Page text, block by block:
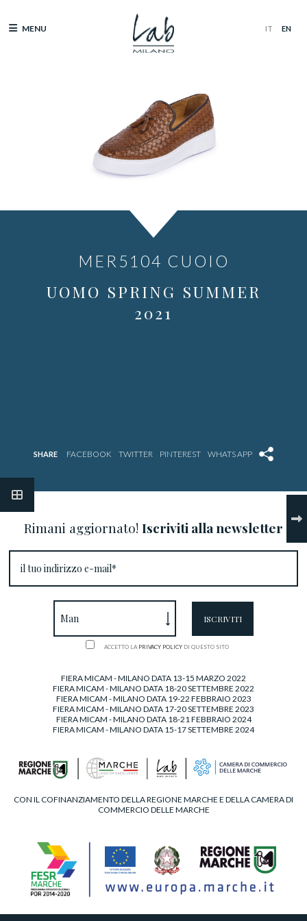
MENU
MER5104 CUOIO
UOMO SPRING SUMMER
2021
SHARE
Rimani aggiornato! Iscriviti alla newsletter
ACCETTO LA PRIVACY POLICYDI QUESTO SITO
FIERA MICAM - MILANO DATA 13-15 MARZO 2022
FIERA MICAM - MILANO DATA 18-20 SETTEMBRE 2022
FIERA MICAM - MILANO DATA 19-22 FEBBRAIO 2023
FIERA MICAM - MILANO DATA 17-20 SETTEMBRE 2023
FIERA MICAM - MILANO DATA 18-21 FEBBRAIO 2024
FIERA MICAM - MILANO DATA 15-17 SETTEMBRE 2024
CON IL COFINANZIAMENTO DELLA REGIONE MARCHE E DELLA CAMERA DI
COMMERCIO DELLE MARCHE